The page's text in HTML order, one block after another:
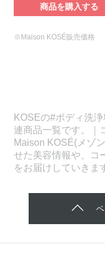
商品を購入する
※Maison KOSÉ販売価格
KOSEの#ボディ洗
連商品一覧です。｜
Maison KOSÉ(メゾ
せた美容情報や、コ
をお届けしていきま